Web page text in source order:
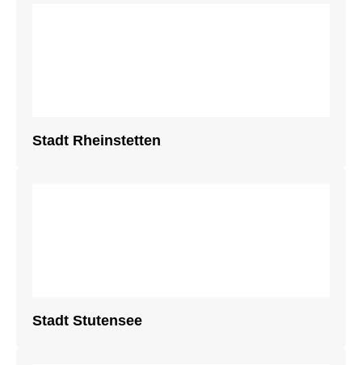
Stadt Rheinstetten
Stadt Stutensee